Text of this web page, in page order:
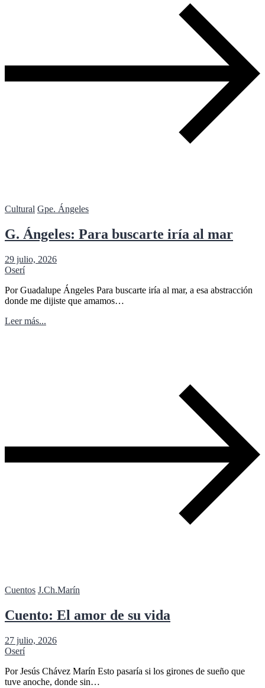
Cultural Gpe. Ángeles
G. Ángeles: Para buscarte iría al mar
29 julio, 2026
Oserí
Por Guadalupe Ángeles Para buscarte iría al mar, a esa abstracción
donde me dijiste que amamos…
Leer más...
Cuentos J.Ch.Marín
Cuento: El amor de su vida
27 julio, 2026
Oserí
Por Jesús Chávez Marín Esto pasaría si los girones de sueño que
tuve anoche, donde sin…